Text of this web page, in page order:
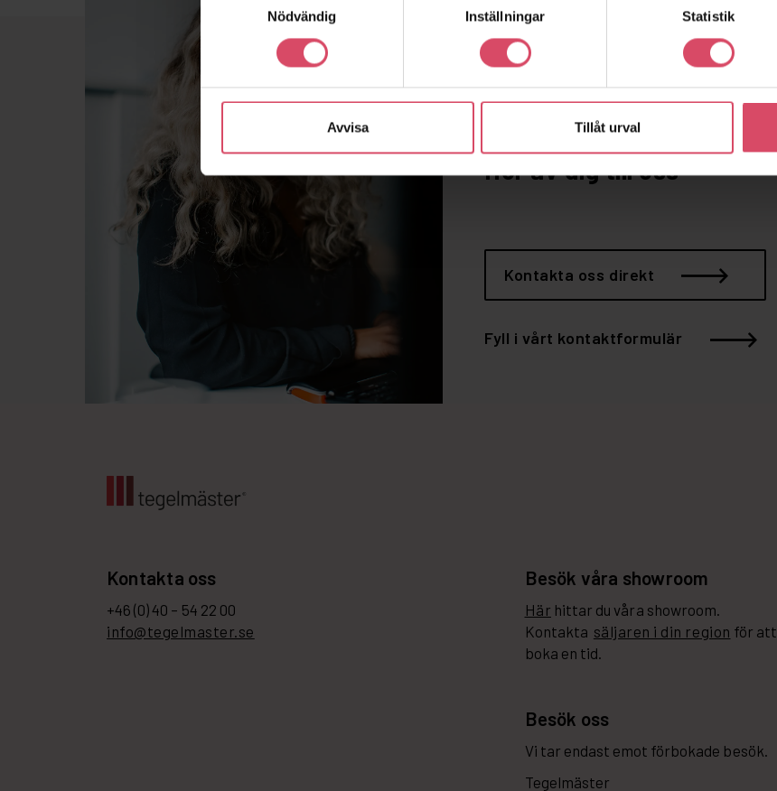
Nödvändig
Inställningar Statistik
Avvisa Tillåt urval
Vill du snacka
Hör av dig till oss
Kontakta oss direkt
Fyll i vårt kontaktformulär
Kontakta oss
+46 (0) 40 – 54 22 00
info@tegelmaster.se
Besök våra showroom
Här hittar du våra showroom.
Kontakta säljaren i din region för att
boka en tid.
Besök oss
Vi tar endast emot förbokade besök.
Tegelmäster